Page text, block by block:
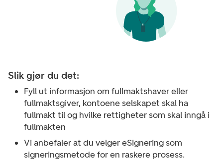
Slik gjør du det:
Fyll ut informasjon om fullmaktshaver eller
fullmaktsgiver, kontoene selskapet skal ha
fullmakt til og hvilke rettigheter som skal inngå i
fullmakten
Vi anbefaler at du velger eSignering som
signeringsmetode for en raskere prosess.